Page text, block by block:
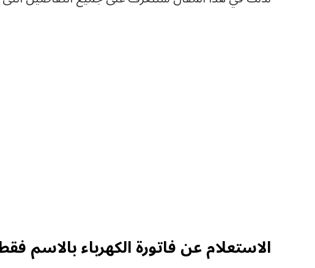
الاستعلام عن فاتورة الكهرباء بالاسم